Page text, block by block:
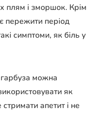
плям і зморшок. Крім
пережити період
симптоми, як біль у
можна
як
апетит і не